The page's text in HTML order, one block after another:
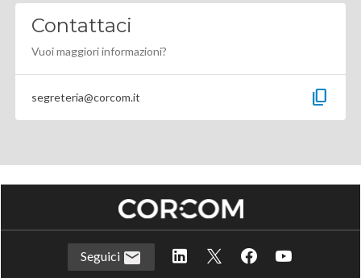
Contattaci
Vuoi maggiori informazioni?
segreteria@corcom.it content_copy
Seguici